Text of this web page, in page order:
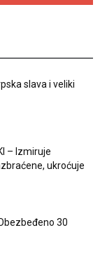
slava i veliki
– Izmiruje
ukroćuje
30